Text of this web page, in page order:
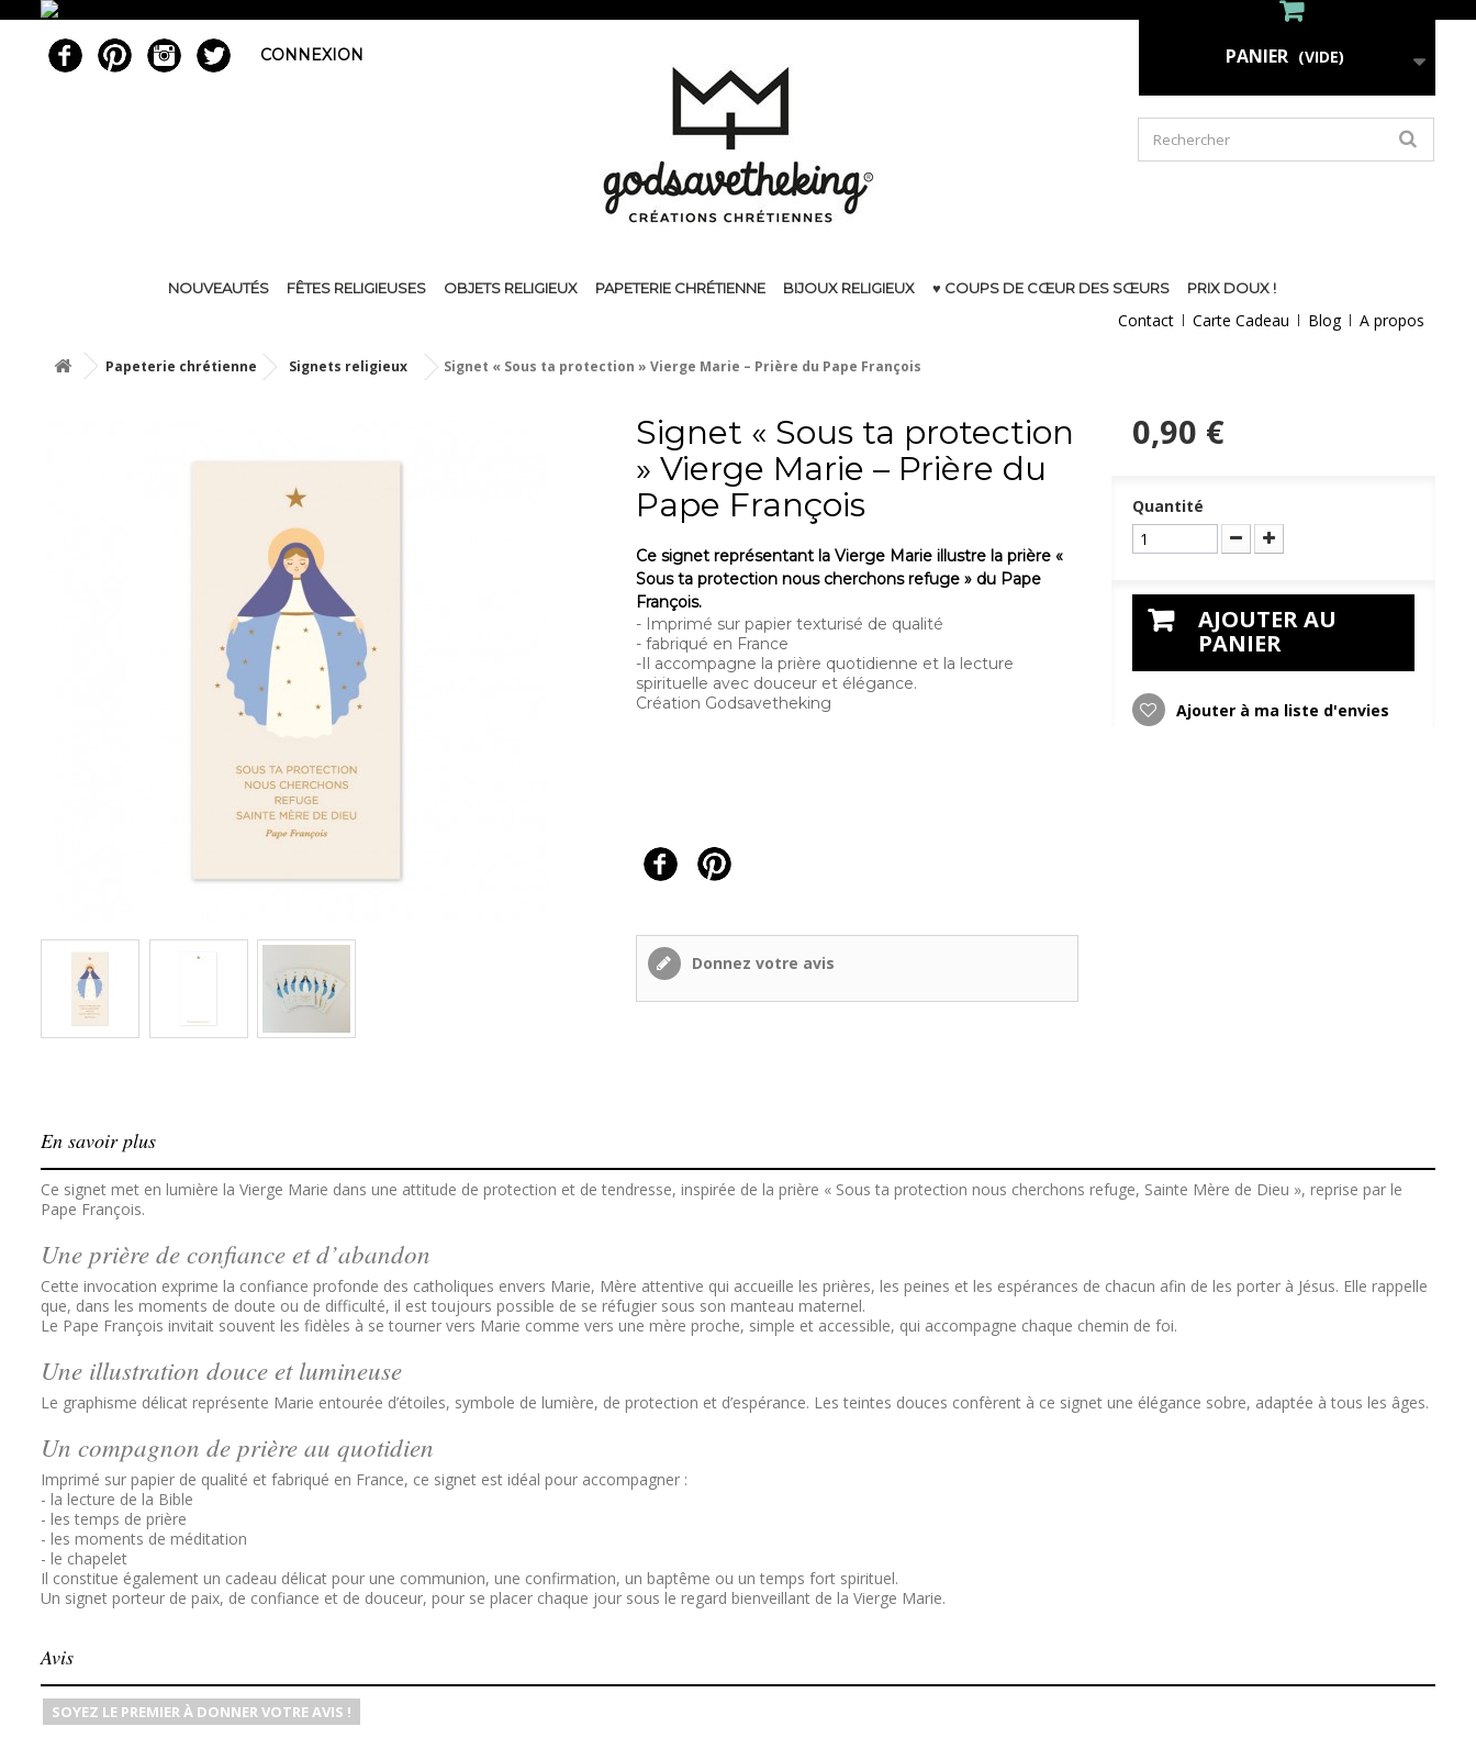
CONNEXION PANIER (VIDE)
NOUVEAUTÉS FÊTES RELIGIEUSES OBJETS RELIGIEUX PAPETERIE CHRÉTIENNE BIJOUX RELIGIEUX ♥ COUPS DE CŒUR DES SŒURS PRIX DOUX !
Contact Carte Cadeau Blog A propos
Papeterie chrétienne Signets religieux Signet « Sous ta protection » Vierge Marie – Prière du Pape François
Signet « Sous ta protection
» Vierge Marie – Prière du
Pape François
Ce signet représentant la Vierge Marie illustre la prière «
Sous ta protection nous cherchons refuge » du Pape
François.
- Imprimé sur papier texturisé de qualité
- fabriqué en France
-Il accompagne la prière quotidienne et la lecture
spirituelle avec douceur et élégance.
Création Godsavetheking
Donnez votre avis
0,90 €
Quantité
AJOUTER AU
PANIER
Ajouter à ma liste d'envies
En savoir plus
Ce signet met en lumière la Vierge Marie dans une attitude de protection et de tendresse, inspirée de la prière « Sous ta protection nous cherchons refuge, Sainte Mère de Dieu », reprise par le
Pape François.
Une prière de confiance et d’abandon
Cette invocation exprime la confiance profonde des catholiques envers Marie, Mère attentive qui accueille les prières, les peines et les espérances de chacun afin de les porter à Jésus. Elle rappelle
que, dans les moments de doute ou de difficulté, il est toujours possible de se réfugier sous son manteau maternel.
Le Pape François invitait souvent les fidèles à se tourner vers Marie comme vers une mère proche, simple et accessible, qui accompagne chaque chemin de foi.
Une illustration douce et lumineuse
Le graphisme délicat représente Marie entourée d’étoiles, symbole de lumière, de protection et d’espérance. Les teintes douces confèrent à ce signet une élégance sobre, adaptée à tous les âges.
Un compagnon de prière au quotidien
Imprimé sur papier de qualité et fabriqué en France, ce signet est idéal pour accompagner :
- la lecture de la Bible
- les temps de prière
- les moments de méditation
- le chapelet
Il constitue également un cadeau délicat pour une communion, une confirmation, un baptême ou un temps fort spirituel.
Un signet porteur de paix, de confiance et de douceur, pour se placer chaque jour sous le regard bienveillant de la Vierge Marie.
Avis
SOYEZ LE PREMIER À DONNER VOTRE AVIS !